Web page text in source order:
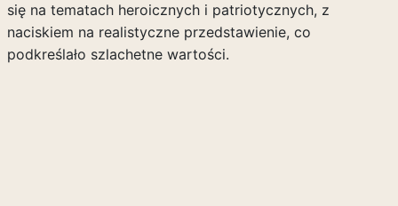
się na tematach heroicznych i patriotycznych, z
naciskiem na realistyczne przedstawienie, co
podkreślało szlachetne wartości.